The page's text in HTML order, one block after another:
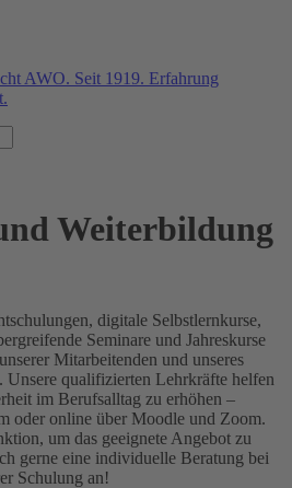
Weiterbildung
digitale Selbstlernkurse,
Seminare und Jahreskurse
Mitarbeitenden und unseres
Unsere qualifizierten Lehrkräfte helfen
im Berufsalltag zu erhöhen –
oder online über Moodle und Zoom.
um das geeignete Angebot zu
gerne eine individuelle Beratung bei
Schulung an!